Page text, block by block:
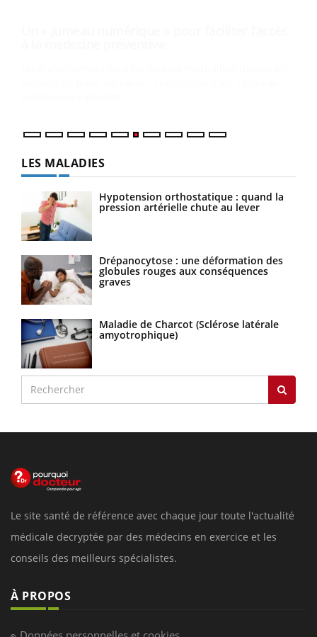
LES MALADIES
Hypotension orthostatique : quand la
pression artérielle chute au lever
Drépanocytose : une déformation des
globules rouges aux conséquences
graves
Maladie de Charcot (Sclérose latérale
amyotrophique)
Le site santé de référence avec chaque jour toute l'actualité
médicale decryptée par des médecins en exercice et les
conseils des meilleurs spécialistes.
À PROPOS